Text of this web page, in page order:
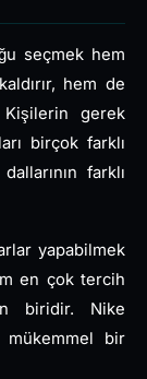
seçmek hem
hem de
Kişilerin gerek
birçok farklı
farklı
yapabilmek
en çok tercih
biridir. Nike
mükemmel bir